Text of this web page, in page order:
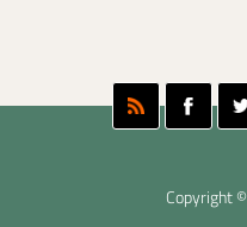
Copyright ©